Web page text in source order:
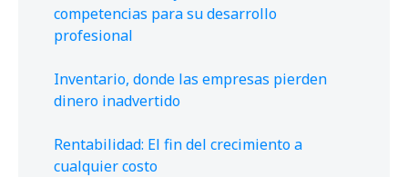
competencias para su desarrollo
profesional
Inventario, donde las empresas pierden
dinero inadvertido
Rentabilidad: El fin del crecimiento a
cualquier costo